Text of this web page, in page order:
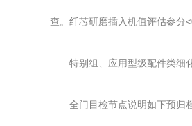
查。纤芯研磨插入机值评估参分
特别组、应用型级配件类细
全门目检节点说明如下预归